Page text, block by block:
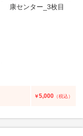
￥5,000 （税込）